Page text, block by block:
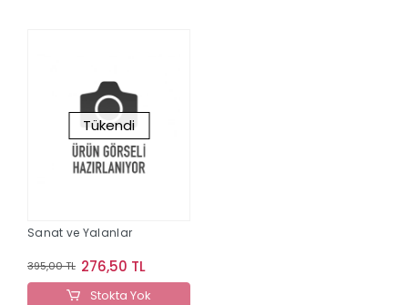
Tükendi
Sanat ve Yalanlar
395,00 TL 276,50 TL
Stokta Yok